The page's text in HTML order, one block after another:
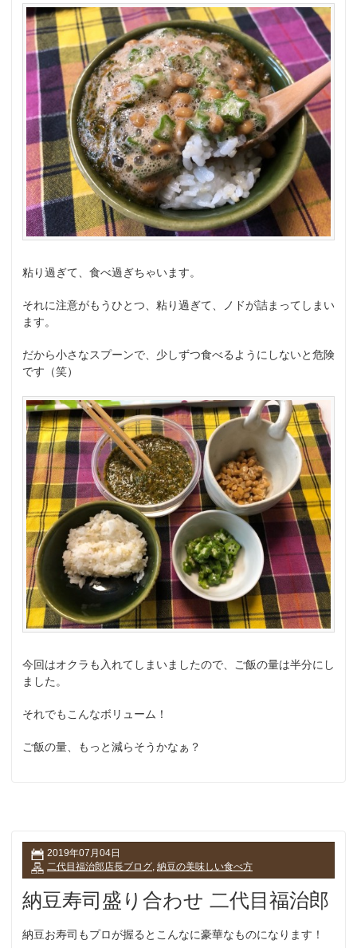
粘り過ぎて、食べ過ぎちゃいます。
それに注意がもうひとつ、粘り過ぎて、ノドが詰まってしまい
ます。
だから小さなスプーンで、少しずつ食べるようにしないと危険
です（笑）
今回はオクラも入れてしまいましたので、ご飯の量は半分にし
ました。
それでもこんなボリューム！
ご飯の量、もっと減らそうかなぁ？
2019年07月04日
二代目福治郎店長ブログ, 納豆の美味しい食べ方
納豆寿司盛り合わせ 二代目福治郎
納豆お寿司もプロが握るとこんなに豪華なものになります！